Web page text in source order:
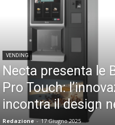
VENDING
Necta presenta le
Pro Touch:
incontra il design
Redazione - 17 Giugno 2025